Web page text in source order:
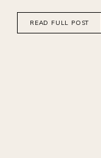
READ FULL POST